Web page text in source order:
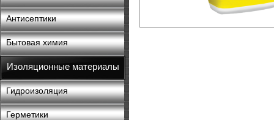
Антисептики
Бытовая химия
Изоляционные материалы
Гидроизоляция
Герметики